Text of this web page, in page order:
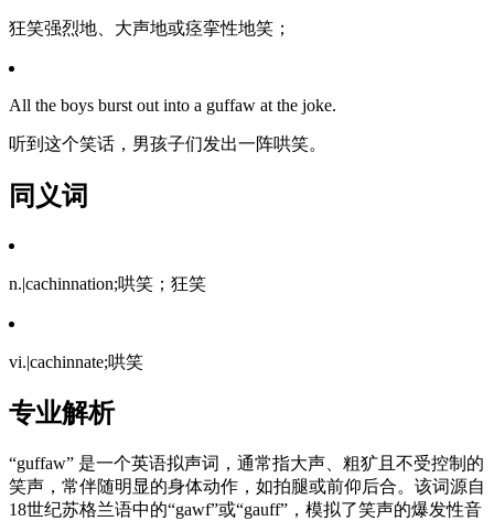
狂笑强烈地、大声地或痉挛性地笑；
All the boys burst out into a guffaw at the joke.
听到这个笑话，男孩子们发出一阵哄笑。
同义词
n.|cachinnation;哄笑；狂笑
vi.|cachinnate;哄笑
专业解析
“guffaw” 是一个英语拟声词，通常指大声、粗犷且不受控制的
笑声，常伴随明显的身体动作，如拍腿或前仰后合。该词源自
18世纪苏格兰语中的“gawf”或“gauff”，模拟了笑声的爆发性音